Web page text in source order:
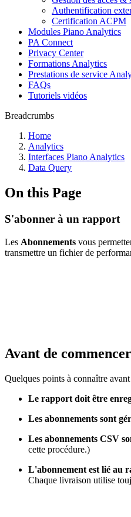
Authentification
Certification ACPM
Modules Piano Analytics
PA Connect
Privacy Center
Formations Analytics
Prestations de service
FAQs
Tutoriels vidéos
Breadcrumbs
Home
Analytics
Interfaces Piano Analytics
Data Query
On this Page
S'abonner à un rapport
Les Abonnements vous
transmettre un fichier de
Avant de commencer
Quelques points à connaître
Le rapport doit être
Les abonnements sont
Les abonnements CSV
cette procédure.)
L'abonnement est lié au
Chaque livraison utilise